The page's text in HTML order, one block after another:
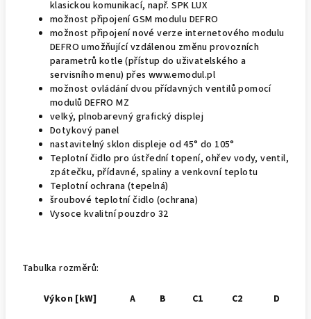
klasickou komunikací, např. SPK LUX
možnost připojení GSM modulu DEFRO
možnost připojení nové verze internetového modulu
DEFRO umožňující vzdálenou změnu provozních
parametrů kotle (přístup do uživatelského a
servisního menu) přes www.emodul.pl
možnost ovládání dvou přídavných ventilů pomocí
modulů DEFRO MZ
velký, plnobarevný grafický displej
Dotykový panel
nastavitelný sklon displeje od 45° do 105°
Teplotní čidlo pro ústřední topení, ohřev vody, ventil,
zpátečku, přídavné, spaliny a venkovní teplotu
Teplotní ochrana (tepelná)
šroubové teplotní čidlo (ochrana)
Vysoce kvalitní pouzdro 32
Tabulka rozměrů:
Výkon [kW] A B C1 C2 D